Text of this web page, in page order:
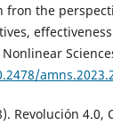
fron the
Revolución 4.0,